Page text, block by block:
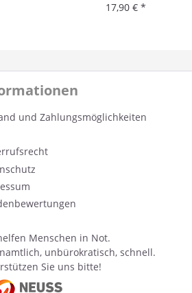
17,90 € *
und Zahlungsmöglichkeiten
Menschen in Not.
unbürokratisch, schnell.
Sie uns bitte!